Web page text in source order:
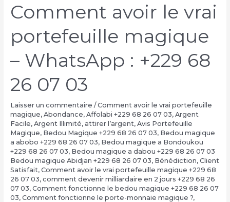
Comment avoir le vrai
portefeuille magique
– WhatsApp : +229 68
26 07 03
Laisser un commentaire /Comment avoir le vrai portefeuille
magique, Abondance, Affolabi +229 68 26 07 03, Argent
Facile, Argent Illimité, attirer l’argent, Avis Portefeuille
Magique, Bedou Magique +229 68 26 07 03, Bedou magique
a abobo +229 68 26 07 03, Bedou magique a Bondoukou
+229 68 26 07 03, Bedou magique a dabou +229 68 26 07 03
Bedou magique Abidjan +229 68 26 07 03, Bénédiction, Client
Satisfait, Comment avoir le vrai portefeuille magique +229 68
26 07 03, comment devenir milliardaire en 2 jours +229 68 26
07 03, Comment fonctionne le bedou magique +229 68 26 07
03, Comment fonctionne le porte-monnaie magique ?,